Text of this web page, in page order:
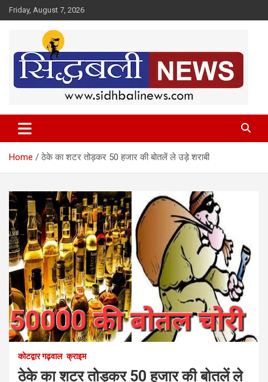
Skip
to
Friday, August 7, 2026
Sidhbali News
Home ठेके का शटर तोड़कर 50 हजार की बोतलें ले उड़े शराबी
कोटद्वार गढ़वाल क्राइम
ठेके का शटर तोड़कर 50 हजार की बोतलें ले